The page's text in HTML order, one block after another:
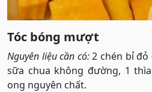
Tóc bóng mượt
Nguyên liệu cần có:2 chén bỉ đỏ
sữa chua không đường, 1
ong nguyên chất.